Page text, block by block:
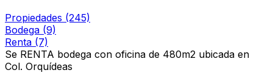
Propiedades (245)
Bodega (9)
Renta (7)
Se RENTA bodega con oficina de 480m2 ubicada en
Col. Orquídeas